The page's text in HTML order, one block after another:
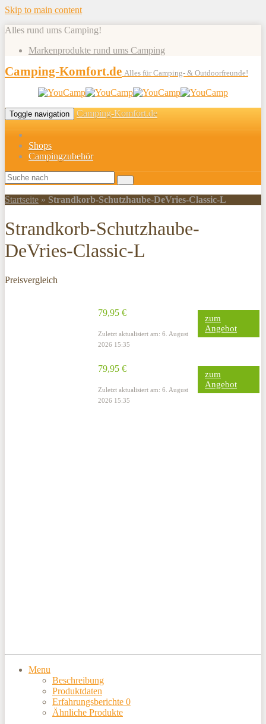
Skip to main content
Alles rund ums Camping!
Markenprodukte rund ums Camping
Camping-Komfort.de Alles für Camping- & Outdoorfreunde!
Toggle navigation Camping-Komfort.de
Shops
Campingzubehör
Startseite » Strandkorb-Schutzhaube-DeVries-Classic-L
Strandkorb-Schutzhaube-
DeVries-Classic-L
Preisvergleich
79,95 €
Zuletzt aktualisiert am: 6. August
2026 15:35
zum
Angebot
79,95 €
Zuletzt aktualisiert am: 6. August
2026 15:35
zum
Angebot
Menu
Beschreibung
Produktdaten
Erfahrungsberichte 0
Ähnliche Produkte